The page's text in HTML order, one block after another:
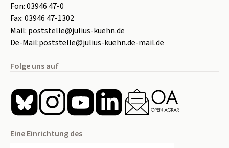
Fon:03946 47-0
Fax:03946 47-1302
Mail: poststelle@julius-kuehn.de
De-Mail:poststelle@julius-kuehn.de-mail.de
Folge uns auf
Eine Einrichtung des